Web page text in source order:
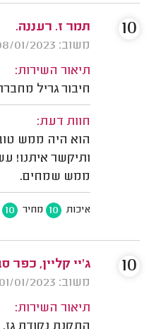
תמר ז. רעננה.
משוב: 08/01/2023
תיאור השירות:
חיבור גריל
חוות דעת:
הוא היה ממש
ותיקשר איתנו!
ממש שמחים.
איכות 10 מחיר 10
10
ג'יי קליין, כפר
משוב: 01/01/2023
תיאור השירות:
10